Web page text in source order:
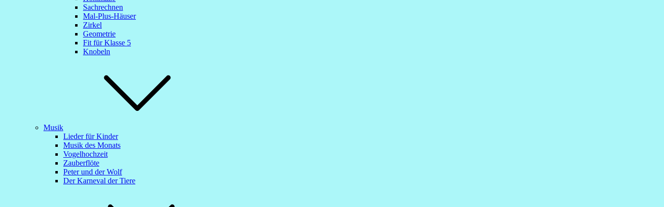
Sachrechnen
Mal-Plus-Häuser
Zirkel
Geometrie
Fit für Klasse 5
Knobeln
Musik
Lieder für Kinder
Musik des Monats
Vogelhochzeit
Zauberflöte
Peter und der Wolf
Der Karneval der Tiere